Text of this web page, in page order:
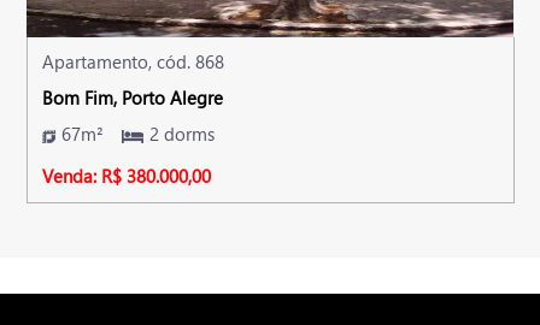
Apartamento, cód. 868
Bom Fim, Porto Alegre
67m²
2 dorms
Venda: R$ 380.000,00